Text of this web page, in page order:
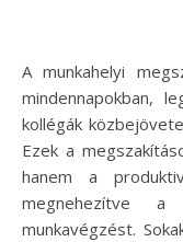
A munkahelyi megszakítások szinte elkerülhetetlenek a
mindennapokban,
kollégák
Ezek a
hanem a
megnehezítve
munkavégzést.